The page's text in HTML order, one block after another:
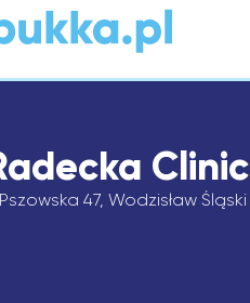
Clinic
Pszowska 47, Wodzisław Śląski